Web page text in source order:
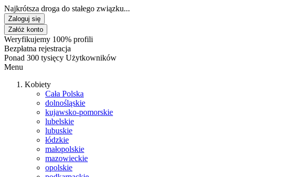
Najkrótsza droga do stałego związku...
Zaloguj się
Załóż konto
Weryfikujemy 100% profili
Bezpłatna rejestracja
Ponad 300 tysięcy Użytkowników
Menu
Kobiety
Cała Polska
dolnośląskie
kujawsko-pomorskie
lubelskie
lubuskie
łódzkie
małopolskie
mazowieckie
opolskie